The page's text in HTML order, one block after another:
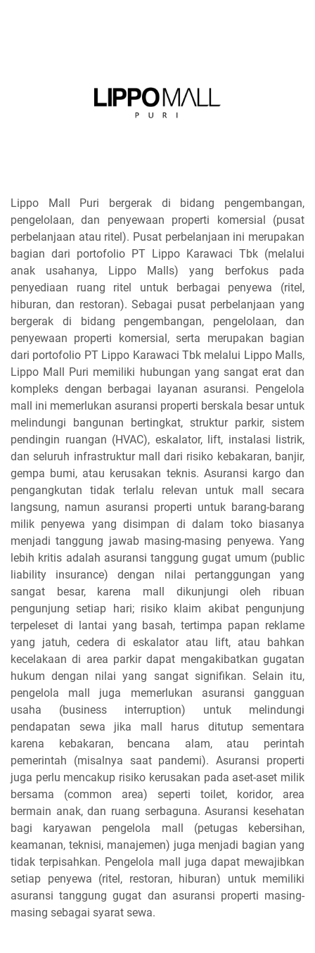
Lippo Mall Puri bergerak di bidang pengembangan,
pengelolaan, dan penyewaan properti komersial (pusat
perbelanjaan atau ritel). Pusat perbelanjaan ini merupakan
bagian dari portofolio PT Lippo Karawaci Tbk (melalui
anak usahanya, Lippo Malls) yang berfokus pada
penyediaan ruang ritel untuk berbagai penyewa (ritel,
hiburan, dan restoran). Sebagai pusat perbelanjaan yang
bergerak di bidang pengembangan, pengelolaan, dan
penyewaan properti komersial, serta merupakan bagian
dari portofolio PT Lippo Karawaci Tbk melalui Lippo Malls,
Lippo Mall Puri memiliki hubungan yang sangat erat dan
kompleks dengan berbagai layanan asuransi. Pengelola
mall ini memerlukan asuransi properti berskala besar untuk
melindungi bangunan bertingkat, struktur parkir, sistem
pendingin ruangan (HVAC), eskalator, lift, instalasi listrik,
dan seluruh infrastruktur mall dari risiko kebakaran, banjir,
gempa bumi, atau kerusakan teknis. Asuransi kargo dan
pengangkutan tidak terlalu relevan untuk mall secara
langsung, namun asuransi properti untuk barang-barang
milik penyewa yang disimpan di dalam toko biasanya
menjadi tanggung jawab masing-masing penyewa. Yang
lebih kritis adalah asuransi tanggung gugat umum (public
liability insurance) dengan nilai pertanggungan yang
sangat besar, karena mall dikunjungi oleh ribuan
pengunjung setiap hari; risiko klaim akibat pengunjung
terpeleset di lantai yang basah, tertimpa papan reklame
yang jatuh, cedera di eskalator atau lift, atau bahkan
kecelakaan di area parkir dapat mengakibatkan gugatan
hukum dengan nilai yang sangat signifikan. Selain itu,
pengelola mall juga memerlukan asuransi gangguan
usaha (business interruption) untuk melindungi
pendapatan sewa jika mall harus ditutup sementara
karena kebakaran, bencana alam, atau perintah
pemerintah (misalnya saat pandemi). Asuransi properti
juga perlu mencakup risiko kerusakan pada aset-aset milik
bersama (common area) seperti toilet, koridor, area
bermain anak, dan ruang serbaguna. Asuransi kesehatan
bagi karyawan pengelola mall (petugas kebersihan,
keamanan, teknisi, manajemen) juga menjadi bagian yang
tidak terpisahkan. Pengelola mall juga dapat mewajibkan
setiap penyewa (ritel, restoran, hiburan) untuk memiliki
asuransi tanggung gugat dan asuransi properti masing-
masing sebagai syarat sewa.